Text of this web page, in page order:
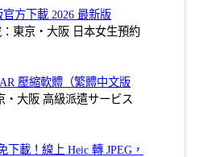
方下載 2026 最新版
：東京・大阪 日本女生預約
壓縮軟體（繁體中文版
・大阪 高級派遣サービス
下載！線上 Heic 轉 JPEG，